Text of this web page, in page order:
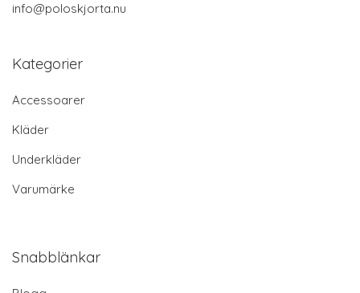
info@poloskjorta.nu
Kategorier
Accessoarer
Kläder
Underkläder
Varumärke
Snabblänkar